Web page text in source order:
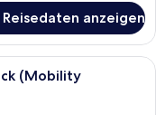
anzeigen
Hotelzimmer mit
(Mobility